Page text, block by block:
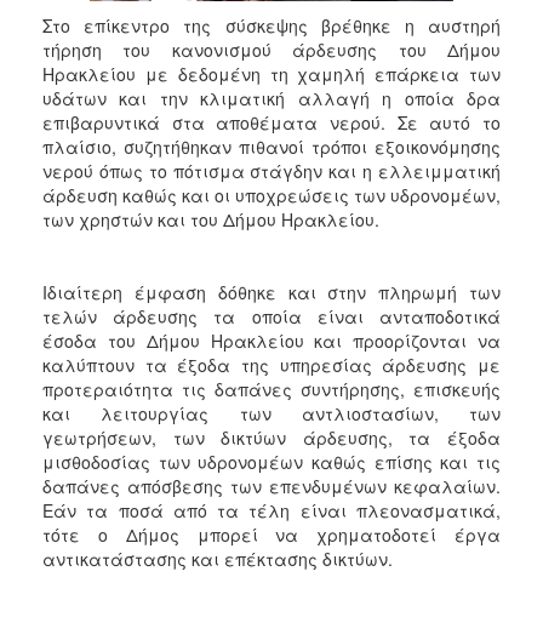
ΗΡΑΚΛΕΙΟ
Στο επίκεντρο της σύσκεψης βρέθηκε η αυστηρή
τήρηση του κανονισμού άρδευσης του Δήμου
Ηρακλείου με δεδομένη τη χαμηλή επάρκεια των
υδάτων και την κλιματική αλλαγή η οποία δρα
επιβαρυντικά στα αποθέματα νερού. Σε αυτό το
πλαίσιο, συζητήθηκαν πιθανοί τρόποι εξοικονόμησης
νερού όπως το πότισμα στάγδην και η ελλειμματική
άρδευση καθώς και οι υποχρεώσεις των υδρονομέων,
των χρηστών και του Δήμου Ηρακλείου.
Ιδιαίτερη έμφαση δόθηκε και στην πληρωμή των
τελών άρδευσης τα οποία είναι ανταποδοτικά
έσοδα του Δήμου Ηρακλείου και προορίζονται να
καλύπτουν τα έξοδα της υπηρεσίας άρδευσης με
προτεραιότητα τις δαπάνες συντήρησης, επισκευής
και λειτουργίας των αντλιοστασίων, των
γεωτρήσεων, των δικτύων άρδευσης, τα έξοδα
μισθοδοσίας των υδρονομέων καθώς επίσης και τις
δαπάνες απόσβεσης των επενδυμένων κεφαλαίων.
Εάν τα ποσά από τα τέλη είναι πλεονασματικά,
τότε ο Δήμος μπορεί να χρηματοδοτεί έργα
αντικατάστασης και επέκτασης δικτύων.